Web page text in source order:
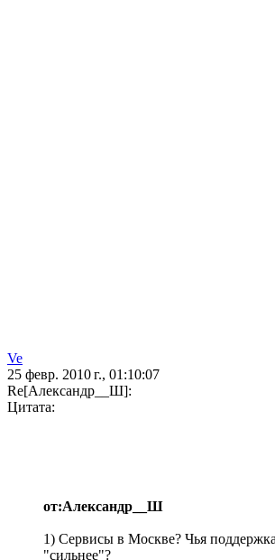
Ve
25 февр. 2010 г., 01:10:07
Re[Александр__Ш]:
Цитата:
от:Александр__Ш
1) Сервисы в Москве? Чья
"сильнее"?